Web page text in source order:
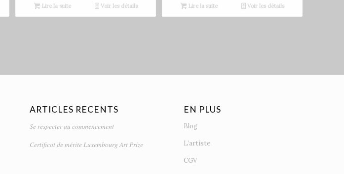
Lire la suite Voir les détails Lire la suite Voir les détails
ARTICLES RECENTS
Se respecter au commencement
Certificat de mérite Luxembourg Art Prize
EN PLUS
Blog
L’artiste
CGV